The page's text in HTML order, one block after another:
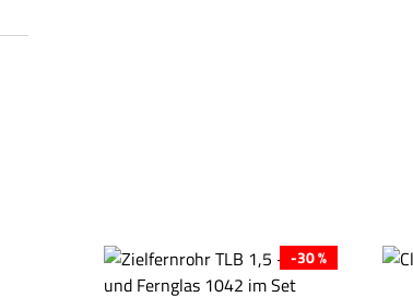
-30 %